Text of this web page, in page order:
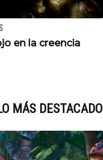
en la creencia
MÁS DESTACADO